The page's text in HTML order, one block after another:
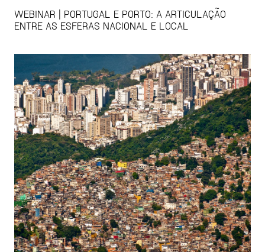
WEBINAR | PORTUGAL E PORTO: A ARTICULAÇÃO
ENTRE AS ESFERAS NACIONAL E LOCAL